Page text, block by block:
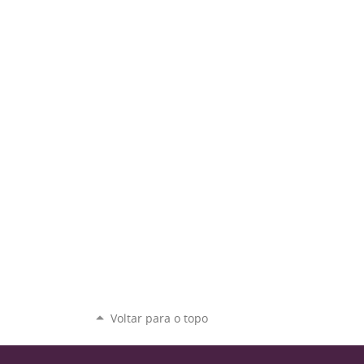
Voltar para o topo